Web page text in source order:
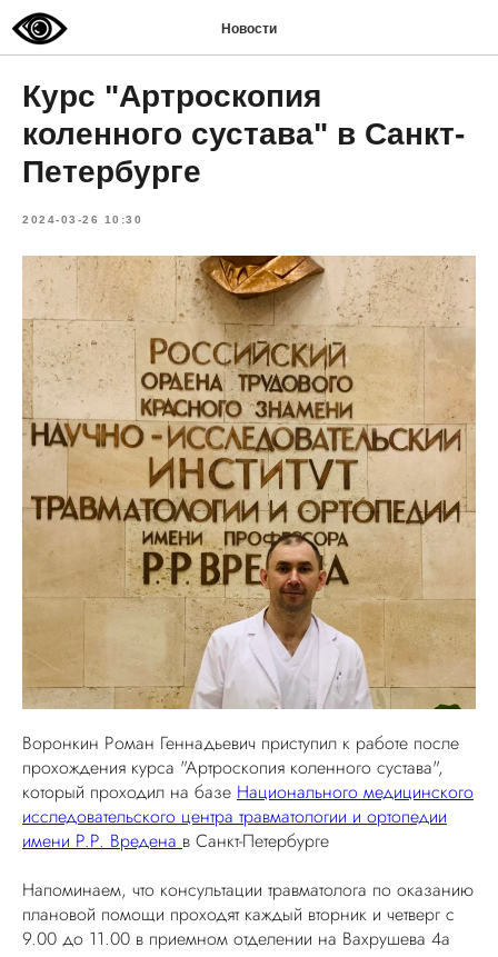
Новости
Курс "Артроскопия
коленного сустава" в Санкт-
Петербурге
2024-03-26 10:30
Воронкин Роман Геннадьевич приступил к работе после
прохождения курса "Артроскопия коленного сустава",
который проходил на базе Национального медицинского
исследовательского центра травматологии и ортопедии
имени Р.Р. Вредена в Санкт-Петербурге
Напоминаем, что консультации травматолога по оказанию
плановой помощи проходят каждый вторник и четверг с
9.00 до 11.00 в приемном отделении на Вахрушева 4а